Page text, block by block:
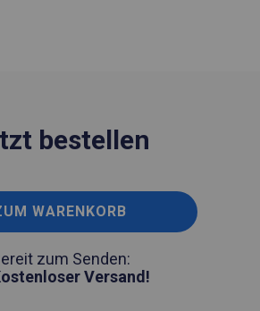
bestellen
WARENKORB
zum Senden:
Versand!